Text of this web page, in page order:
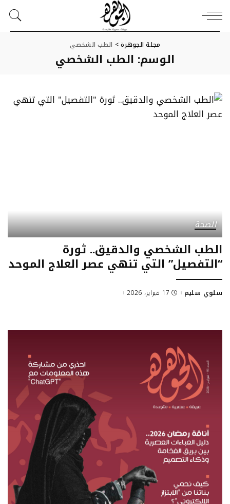
مجلة الجوهرة> الطب الشخصي
الوسم: الطب الشخصي
الصحة
الطب الشخصي والدقيق.. ثورة
“التفصيل” التي تنهي عصر العلاج الموحد
Posted
سلوي سليم 17 فبراير، 2026